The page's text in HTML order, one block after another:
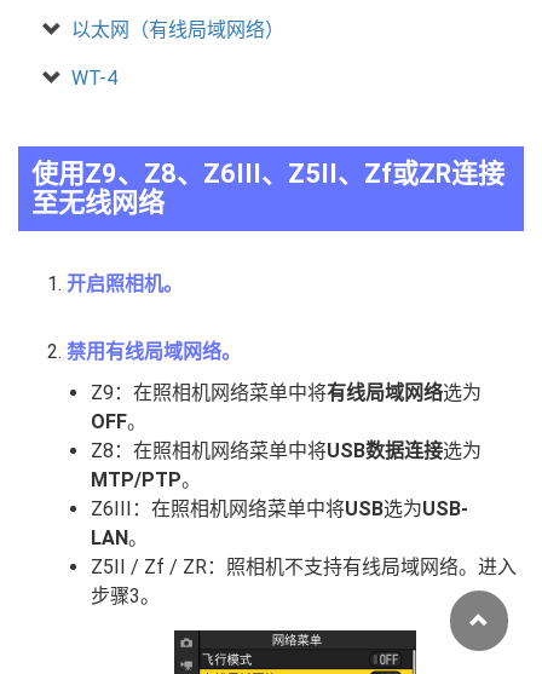
以太网（有线局域网络）
WT-4
使用Z9、Z8、Z6III、Z5II、Zf或ZR连接
至无线网络
开启照相机。
禁用有线局域网络。
Z9：在照相机网络菜单中将有线局域网络选为
OFF。
Z8：在照相机网络菜单中将USB数据连接选为
MTP/PTP。
Z6III：在照相机网络菜单中将USB选为USB-
LAN。
Z5II / Zf / ZR：照相机不支持有线局域网络。进入
步骤3。